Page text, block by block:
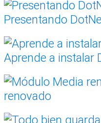
Presentando
Aprende a instalar
renovado